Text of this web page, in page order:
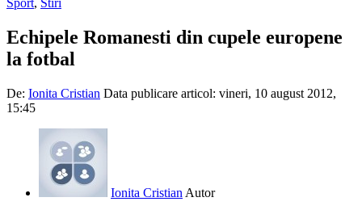
Sport, Stiri
Echipele Romanesti din cupele europene
la fotbal
De: Ionita Cristian Data publicare articol: vineri, 10 august 2012,
15:45
Ionita Cristian Autor